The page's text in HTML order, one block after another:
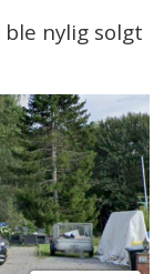
nylig solgt